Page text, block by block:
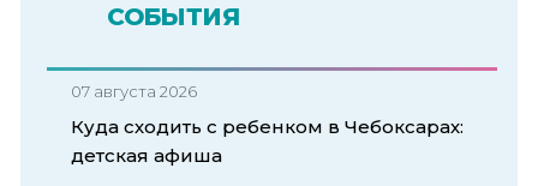
СОБЫТИЯ
07 августа 2026
Куда сходить с ребенком в Чебоксарах:
детская афиша